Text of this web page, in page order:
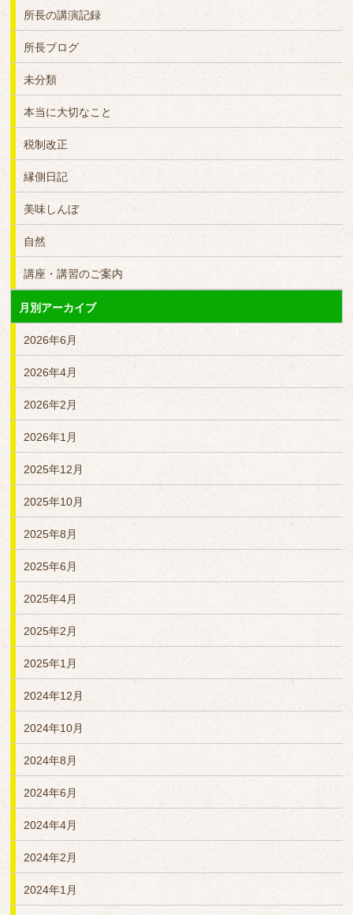
所長の講演記録
所長ブログ
未分類
本当に大切なこと
税制改正
縁側日記
美味しんぼ
自然
講座・講習のご案内
月別アーカイブ
2026年6月
2026年4月
2026年2月
2026年1月
2025年12月
2025年10月
2025年8月
2025年6月
2025年4月
2025年2月
2025年1月
2024年12月
2024年10月
2024年8月
2024年6月
2024年4月
2024年2月
2024年1月